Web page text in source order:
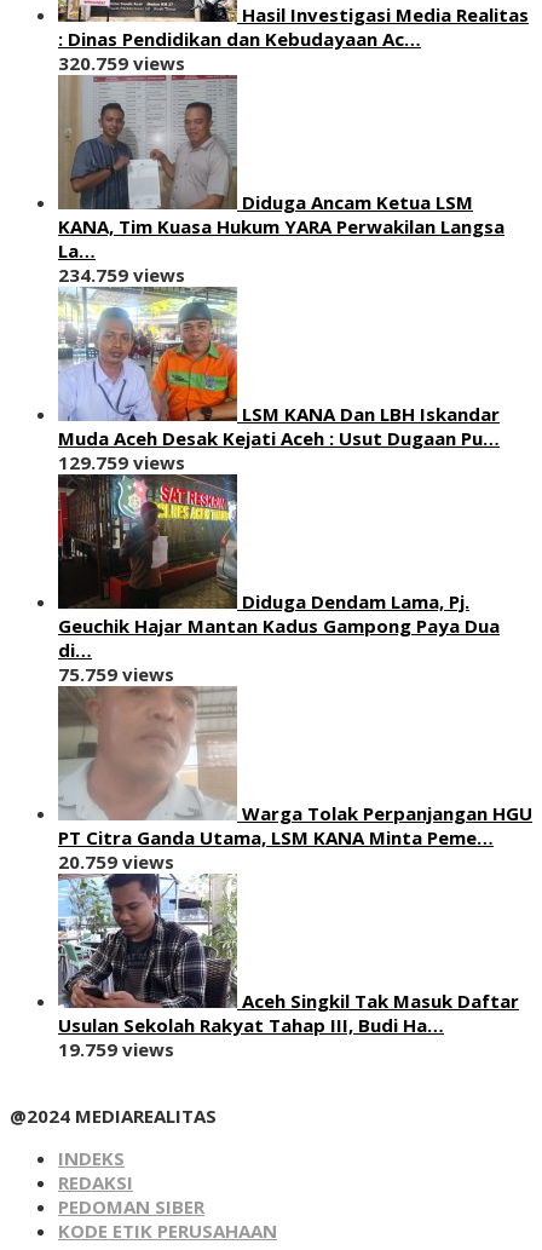
Hasil Investigasi Media Realitas
: ‎Dinas Pendidikan dan Kebudayaan Ac…
320.759 views
Diduga Ancam Ketua LSM
KANA, Tim Kuasa Hukum YARA Perwakilan Langsa
La…
234.759 views
LSM KANA Dan LBH Iskandar
Muda Aceh Desak Kejati Aceh : Usut Dugaan Pu…
129.759 views
Diduga Dendam Lama, Pj.
Geuchik Hajar Mantan Kadus Gampong Paya Dua
di…
75.759 views
Warga Tolak Perpanjangan HGU
PT Citra Ganda Utama, LSM KANA Minta Peme…
20.759 views
Aceh Singkil Tak Masuk Daftar
Usulan Sekolah Rakyat Tahap III, Budi Ha…
19.759 views
@2024 MEDIAREALITAS
INDEKS
REDAKSI
PEDOMAN SIBER
KODE ETIK PERUSAHAAN